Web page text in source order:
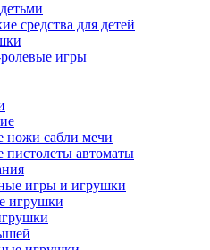
средства для детей
игры
ножи сабли мечи
автоматы
игры и игрушки
игрушки